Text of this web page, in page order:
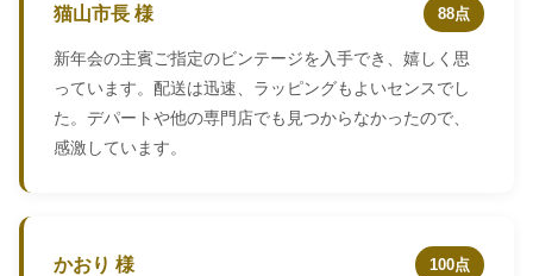
猫山市長 様 88点
新年会の主賓ご指定のビンテージを入手でき、嬉しく思
っています。配送は迅速、ラッピングもよいセンスでし
た。デパートや他の専門店でも見つからなかったので、
感激しています。
かおり 様 100点